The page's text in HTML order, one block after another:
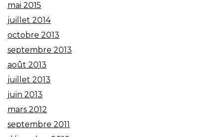
mai 2015
juillet 2014
octobre 2013
septembre 2013
août 2013
juillet 2013
juin 2013
mars 2012
septembre 2011